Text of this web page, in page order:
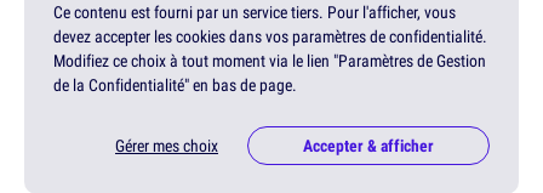
Ce contenu est fourni par un service tiers. Pour l'afficher, vous
devez accepter les cookies dans vos paramètres de confidentialité.
Modifiez ce choix à tout moment via le lien "Paramètres de Gestion
de la Confidentialité" en bas de page.
Gérer mes choix Accepter & afficher